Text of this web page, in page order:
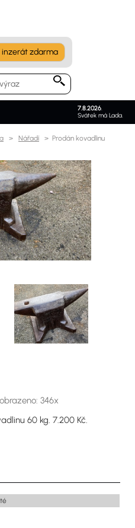
inzerát zdarma
7.8.2026.
Svátek má Lada.
> Nářadí > Prodán kovadlinu
346x
60 kg. 7.200 Kč.